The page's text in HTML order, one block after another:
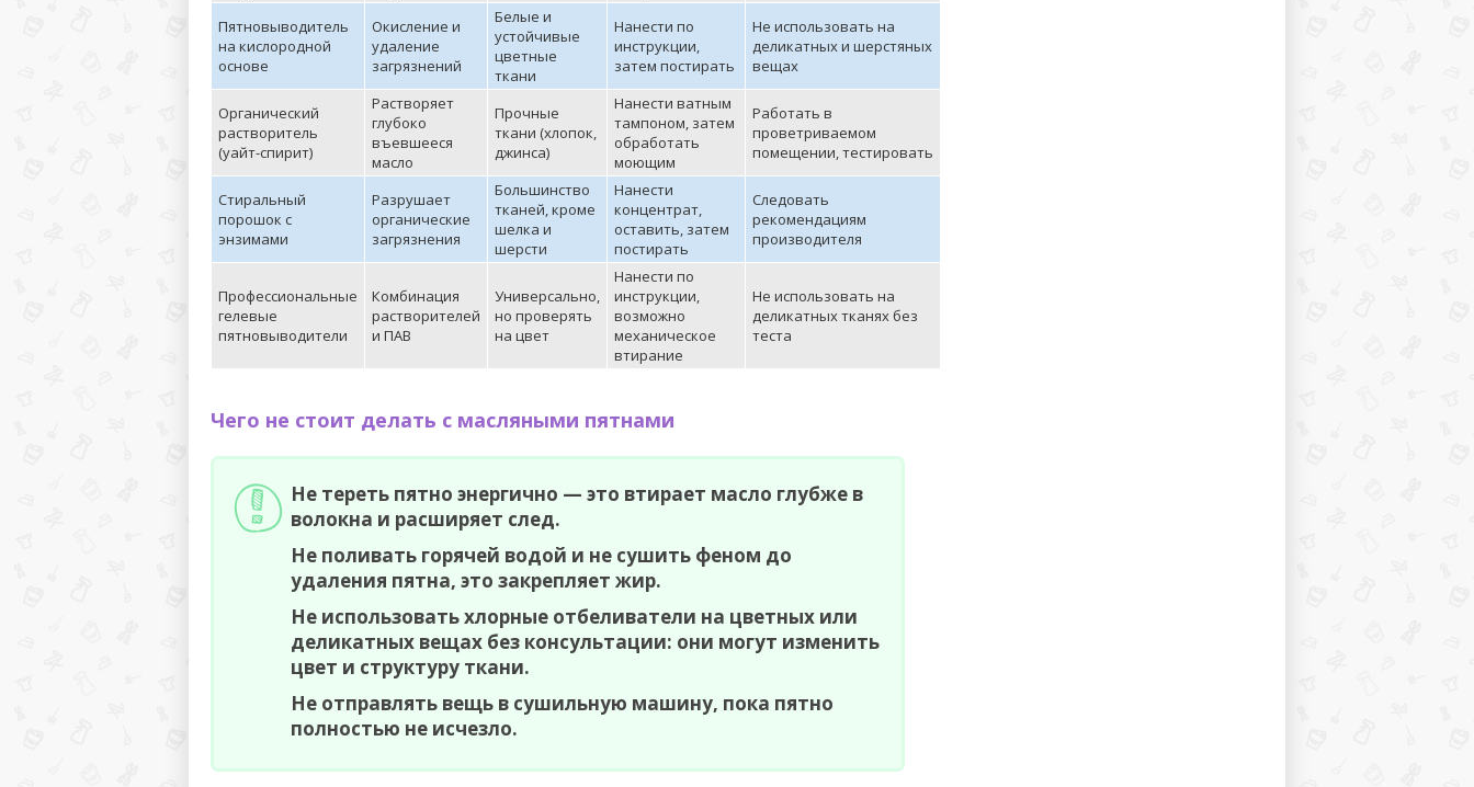
Пятновыводитель
на кислородной
основе
Окисление и
удаление
загрязнений
Белые и
устойчивые
цветные
ткани
Нанести по
инструкции,
затем постирать
Не использовать на
деликатных и шерстяных
вещах
Органический
растворитель
(уайт-спирит)
Растворяет
глубоко
въевшееся
масло
Прочные
ткани (хлопок,
джинса)
Нанести ватным
тампоном, затем
обработать
моющим
Работать в
проветриваемом
помещении, тестировать
Стиральный
порошок с
энзимами
Разрушает
органические
загрязнения
Большинство
тканей, кроме
шелка и
шерсти
Нанести
концентрат,
оставить, затем
постирать
Следовать
рекомендациям
производителя
Профессиональные
гелевые
пятновыводители
Комбинация
растворителей
и ПАВ
Универсально,
но проверять
на цвет
Нанести по
инструкции,
возможно
механическое
втирание
Не использовать на
деликатных тканях без
теста
Чего не стоит делать с масляными пятнами
Не тереть пятно энергично — это втирает масло глубже в
волокна и расширяет след.
Не поливать горячей водой и не сушить феном до
удаления пятна, это закрепляет жир.
Не использовать хлорные отбеливатели на цветных или
деликатных вещах без консультации: они могут изменить
цвет и структуру ткани.
Не отправлять вещь в сушильную машину, пока пятно
полностью не исчезло.